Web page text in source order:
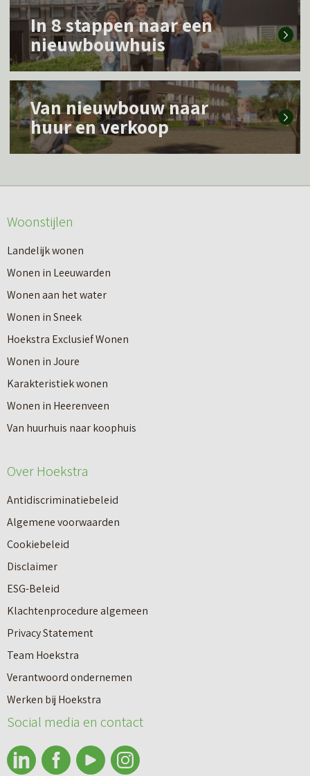
Nieuwbouw
Huren
L
s
m
e
o
e
r
I
n
8
s
t
a
p
p
n
n
a
a
r
e
e
n
n
i
e
u
In 8 stappen naar een
nieuwbouwhuis
L
e
s
e
o
v
e
r
V
a
n
n
e
u
Van nieuwbouw naar
huur en verkoop
Woonstijlen
Landelijk wonen
Wonen in Leeuwarden
Wonen aan het water
Wonen in Sneek
Hoekstra Exclusief Wonen
Wonen in Joure
Karakteristiek wonen
Wonen in Heerenveen
Van huurhuis naar koophuis
Over Hoekstra
Antidiscriminatiebeleid
Algemene voorwaarden
Cookiebeleid
Disclaimer
ESG-Beleid
Klachtenprocedure algemeen
Privacy Statement
Team Hoekstra
Verantwoord ondernemen
Werken bij Hoekstra
Social media en contact